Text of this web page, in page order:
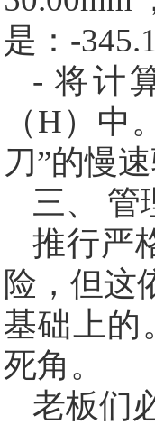
是：-
- 将计
（H）
刀”的慢
三、 管
推行严
险，但这
基础上的
死角。
老板们